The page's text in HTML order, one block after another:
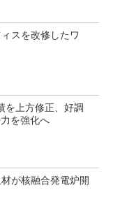
スを改修したワ
を上方修正、好調
を強化へ
が核融合発電炉開